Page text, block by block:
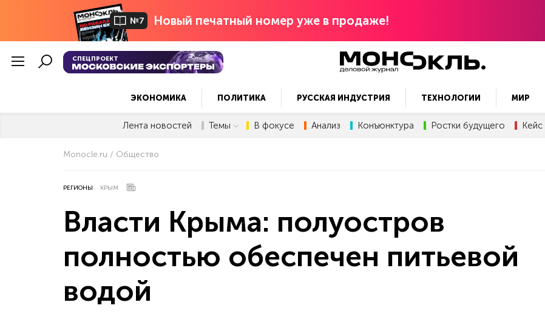
№7 Новый печатный номер уже в продаже!
СПЕЦПРОЕКТ
ЭКОНОМИКА ПОЛИТИКА РУССКАЯ ИНДУСТРИЯ ТЕХНОЛОГИИ МИР
Лента новостей Темы В фокусе Анализ Конъюнктура Ростки будущего Кейс
Monocle.ru Общество
РЕГИОНЫ КРЫМ
Власти Крыма: полуостров
полностью обеспечен питьевой
водой